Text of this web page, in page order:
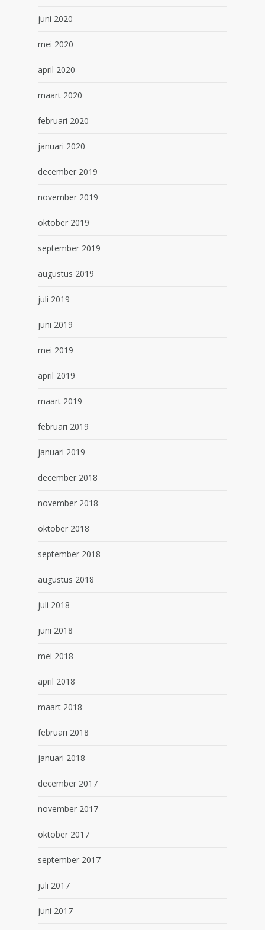
juni 2020
mei 2020
april 2020
maart 2020
februari 2020
januari 2020
december 2019
november 2019
oktober 2019
september 2019
augustus 2019
juli 2019
juni 2019
mei 2019
april 2019
maart 2019
februari 2019
januari 2019
december 2018
november 2018
oktober 2018
september 2018
augustus 2018
juli 2018
juni 2018
mei 2018
april 2018
maart 2018
februari 2018
januari 2018
december 2017
november 2017
oktober 2017
september 2017
juli 2017
juni 2017